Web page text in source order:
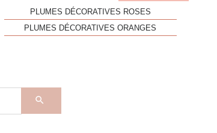
PLUMES DÉCORATIVES ROSES
PLUMES DÉCORATIVES ORANGES
